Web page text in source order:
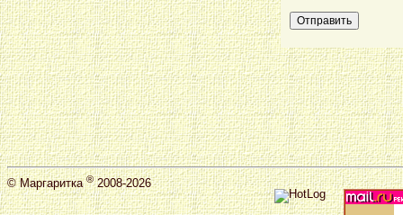
©Маргаритка®2008-2026